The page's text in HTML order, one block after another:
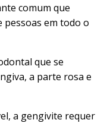
comum que
pessoas em todo o
que se
a parte rosa e
a gengivite requer